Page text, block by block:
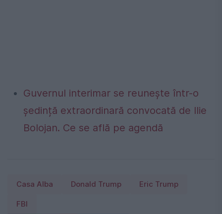
Guvernul interimar se reunește într-o
ședință extraordinară convocată de Ilie
Bolojan. Ce se află pe agendă
Casa Alba Donald Trump Eric Trump
FBI